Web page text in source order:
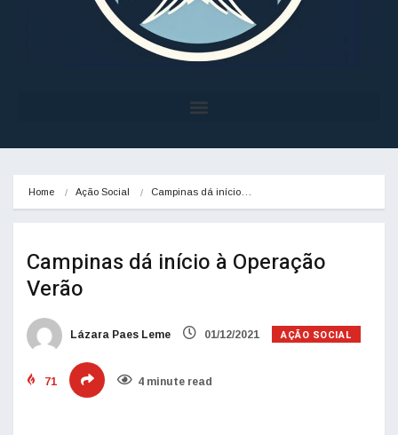
Home Ação Social Campinas dá início…
Campinas dá início à Operação
Verão
Lázara Paes Leme 01/12/2021 AÇÃO SOCIAL
71 4 minute read